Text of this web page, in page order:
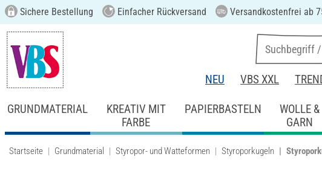
Sichere Bestellung Einfacher Rückversand Versandkostenfrei ab
NEU VBS XXL
GRUNDMATERIAL
KREATIV MIT
FARBE
PAPIERBASTELN
WOLLE &
GARN
Startseite Grundmaterial Styropor- und Watteformen Styroporkugeln